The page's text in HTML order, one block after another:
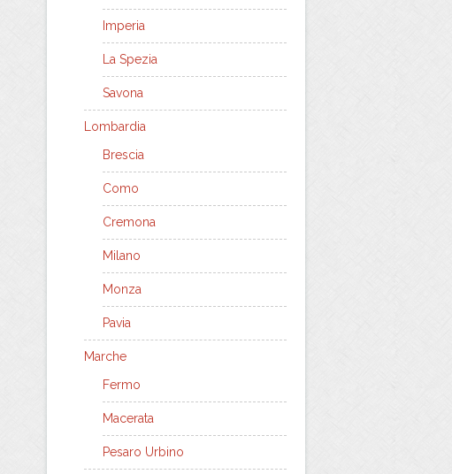
Imperia
La Spezia
Savona
Lombardia
Brescia
Como
Cremona
Milano
Monza
Pavia
Marche
Fermo
Macerata
Pesaro Urbino